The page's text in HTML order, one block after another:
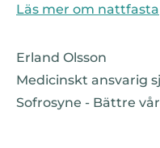
Läs mer om nattfasta
Erland Olsson
Medicinskt ansvarig
Sofrosyne - Bättre